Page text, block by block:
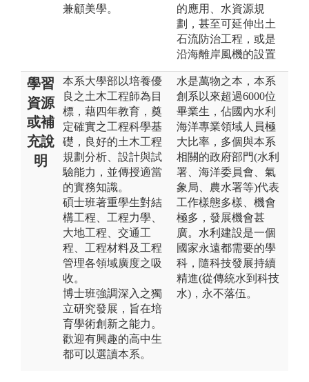
兼顧美學。
的應用、水資源規
劃，甚至可延伸出土
石流防治工程，或是
沿海離岸風機的設置
學習
資源
或補
充說
明
本系大學部以培養優
良之土木工程師為目
標，藉四年教育，奠
定確實之工程科學基
礎，良好的土木工程
規劃分析、設計與試
驗能力，並傳授適當
的實務知識。
碩士班著重學生對結
構工程、工程力學、
大地工程、交通工
程、工程材料及工程
管理各領域廣度之吸
收。
博士班強調深入之獨
立研究發展，旨在培
育學術創新之能力。
歡迎有興趣的高中生
都可以選讀本系。
水是萬物之本，本系
創系以來超過6000位
畢業生，佔國內水利
海洋專業領域人員極
大比率，多個與本系
相關的政府部門(水利
署、海洋委員會、氣
象局、農水署等)代表
工作樣態多樣、機會
極多，發展機會甚
廣。水利建設是一個
國家永遠都需要的學
科，隨科技發展持續
精進(從傳統水到科技
水)，永不落伍。